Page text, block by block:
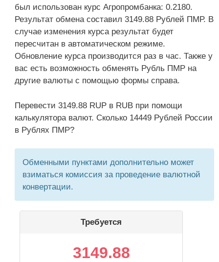
был использован курс Агропромбанка: 0.2180.
Результат обмена составил 3149.88 Рублей ПМР. В
случае изменения курса результат будет
пересчитан в автоматическом режиме.
Обновление курса производится раз в час. Также у
вас есть возможность обменять Рубль ПМР на
другие валюты с помощью формы справа.
Перевести 3149.88 RUP в RUB при помощи
калькулятора валют. Сколько 14449 Рублей России
в Рублях ПМР?
Обменными пунктами дополнительно может
взиматься комиссия за проведение валютной
конвертации.
Требуется
3149.88